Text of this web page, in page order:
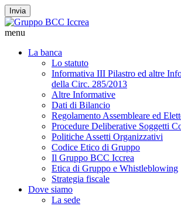
Invia
menu
La banca
Lo statuto
Informativa III Pilastro ed altre
della Circ. 285/2013
Altre Informative
Dati di Bilancio
Regolamento Assembleare ed
Procedure Deliberative Soggetti
Politiche Assetti Organizzativi
Codice Etico di Gruppo
Il Gruppo BCC Iccrea
Etica di Gruppo e Whistleblowing
Strategia fiscale
Dove siamo
La sede